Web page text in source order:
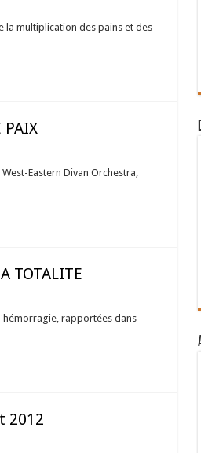
la multiplication des pains et des
PAIX
Eastern Divan Orchestra,
TOTALITE
rapportées dans
2012